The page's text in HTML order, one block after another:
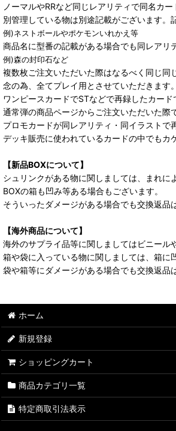
ノーマルやRRなど同じレアリティで同名カ
別管理している物は別途記載がございます。
例)ネストボールやポケモンいれかえ等
商品名に型番の記載がある場合でも同レアリ
例)森の封印石など
複数枚ご注文いただいた際はなるべく同じ同
念の為、全てプレイ用とさせていただきます。
ワンピースカードでSTなどで再録したカー
通常弾の商品ページからご注文いただいた際
プロモカードが同レアリティ・同イラストで
デッキ販売に使われているカードの中でもカ
【新品BOXについて】
シュリンクがある物に関しましては、まれに
BOXの箱も凹み等ある場合もございます。
そういったダメージがある場合でも交換返品
【海外商品について】
海外のサプライ品等に関しましてはビニール
箱や袋に入っている物に関しましては、箱に
袋や箱等にダメージがある場合でも交換返品
ホーム
新規登録
ショッピングカート
商品カテゴリ一覧
特定商取引法表示